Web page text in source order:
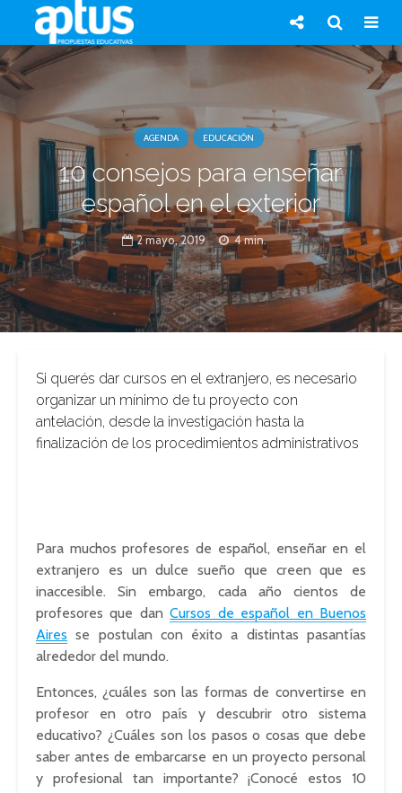
AGENDA EDUCACIÓN
10 consejos para enseñar
español en el exterior
2 mayo, 2019 4 min.
Si querés dar cursos en el extranjero, es necesario
organizar un mínimo de tu proyecto con
antelación, desde la investigación hasta la
finalización de los procedimientos administrativos
Para muchos profesores de español, enseñar en el
extranjero es un dulce sueño que creen que es
inaccesible. Sin embargo, cada año cientos de
profesores que danCursos de español en Buenos
Aires se postulan con éxito a distintas pasantías
alrededor del mundo.
Entonces, ¿cuáles son las formas de convertirse en
profesor en otro país y descubrir otro sistema
educativo? ¿Cuáles son los pasos o cosas que debe
saber antes de embarcarse en un proyecto personal
y profesional tan importante? ¡Conocé estos 10